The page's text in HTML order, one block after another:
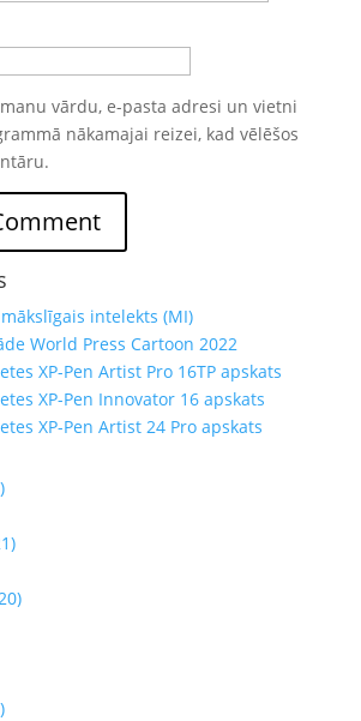
vārdu, e-pasta adresi un vietni
nākamajai reizei, kad vēlēšos
intelekts (MI)
World Press Cartoon 2022
XP-Pen Artist Pro 16TP apskats
XP-Pen Innovator 16 apskats
XP-Pen Artist 24 Pro apskats